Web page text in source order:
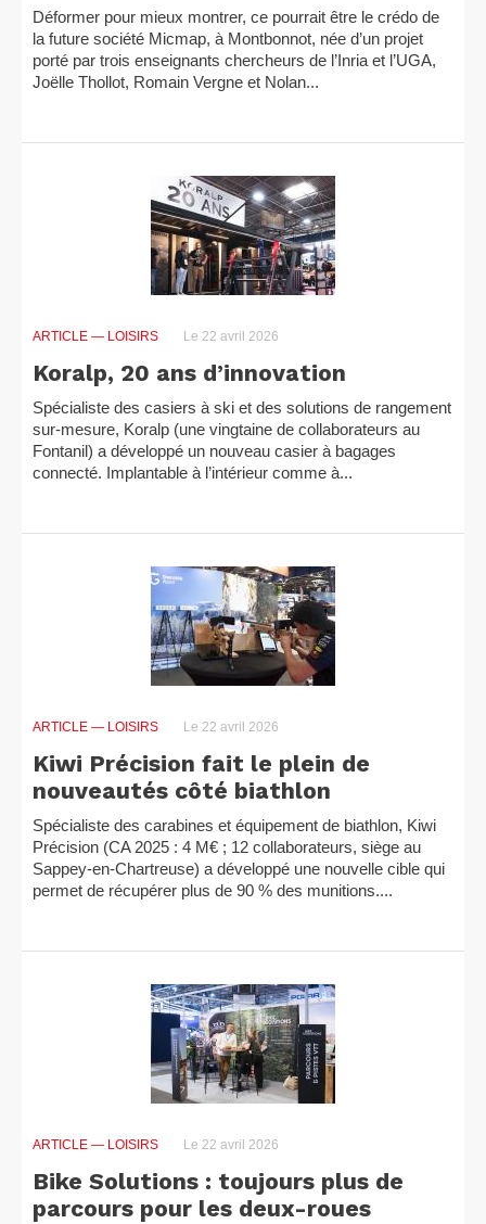
Déformer pour mieux montrer, ce pourrait être le crédo de
la future société Micmap, à Montbonnot, née d’un projet
porté par trois enseignants chercheurs de l’Inria et l’UGA,
Joëlle Thollot, Romain Vergne et Nolan...
ARTICLE — LOISIRS Le 22 avril 2026
Koralp, 20 ans d’innovation
Spécialiste des casiers à ski et des solutions de rangement
sur-mesure, Koralp (une vingtaine de collaborateurs au
Fontanil) a développé un nouveau casier à bagages
connecté. Implantable à l’intérieur comme à...
ARTICLE — LOISIRS Le 22 avril 2026
Kiwi Précision fait le plein de
nouveautés côté biathlon
Spécialiste des carabines et équipement de biathlon, Kiwi
Précision (CA 2025 : 4 M€ ; 12 collaborateurs, siège au
Sappey-en-Chartreuse) a développé une nouvelle cible qui
permet de récupérer plus de 90 % des munitions....
ARTICLE — LOISIRS Le 22 avril 2026
Bike Solutions : toujours plus de
parcours pour les deux-roues